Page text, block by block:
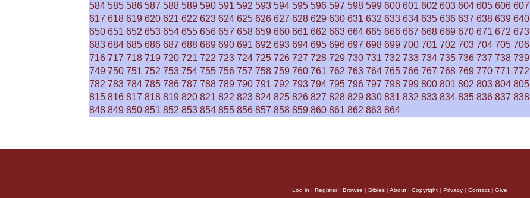
584 585 586 587 588 589 590 591 592 593 594 595 596 597 598 599 600 601 602 603 604 605 606 607
617 618 619 620 621 622 623 624 625 626 627 628 629 630 631 632 633 634 635 636 637 638 639 640
650 651 652 653 654 655 656 657 658 659 660 661 662 663 664 665 666 667 668 669 670 671 672 673
683 684 685 686 687 688 689 690 691 692 693 694 695 696 697 698 699 700 701 702 703 704 705 706
716 717 718 719 720 721 722 723 724 725 726 727 728 729 730 731 732 733 734 735 736 737 738 739
749 750 751 752 753 754 755 756 757 758 759 760 761 762 763 764 765 766 767 768 769 770 771 772
782 783 784 785 786 787 788 789 790 791 792 793 794 795 796 797 798 799 800 801 802 803 804 805
815 816 817 818 819 820 821 822 823 824 825 826 827 828 829 830 831 832 833 834 835 836 837 838
848 849 850 851 852 853 854 855 856 857 858 859 860 861 862 863 864
Log in | Register| Browse | Bibles | About | Copyright | Privacy | Contact | Give